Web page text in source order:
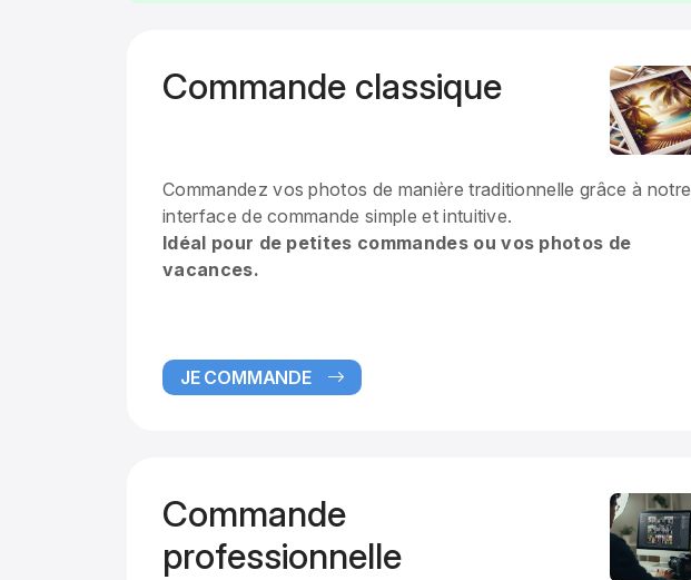
Commande classique
Commandez vos photos de manière traditionnelle grâce à notre
interface de commande simple et intuitive.
Idéal pour de petites commandes ou vos photos de
vacances.
JE COMMANDE
Commande
professionnelle